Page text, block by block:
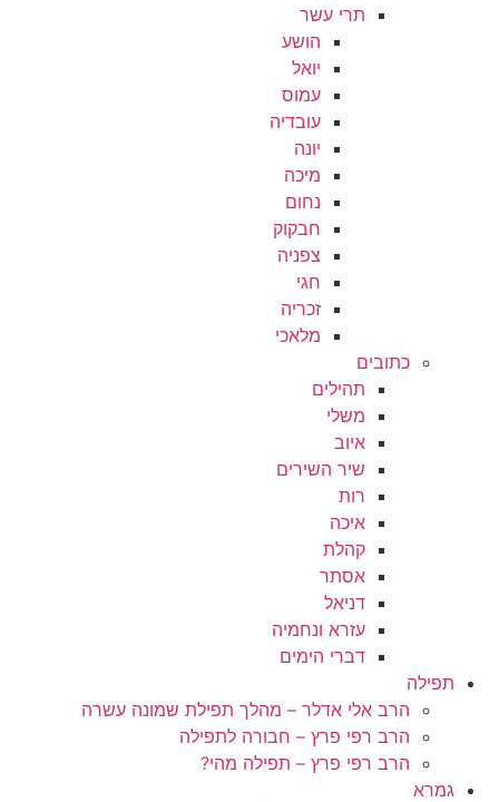
תרי עשר
הושע
יואל
עמוס
עובדיה
יונה
מיכה
נחום
חבקוק
צפניה
חגי
זכריה
מלאכי
כתובים
תהילים
משלי
איוב
שיר השירים
רות
איכה
קהלת
אסתר
דניאל
עזרא ונחמיה
דברי הימים
תפילה
הרב אלי אדלר – מהלך תפילת שמונה עשרה
הרב רפי פרץ – חבורה לתפילה
הרב רפי פרץ – תפילה מהי?
גמרא